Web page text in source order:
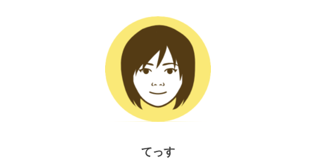
てっす